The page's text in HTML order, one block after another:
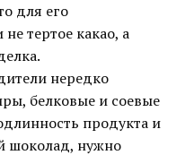
для его
тертое какао, а
нередко
белковые и соевые
продукта и
шоколад, нужно